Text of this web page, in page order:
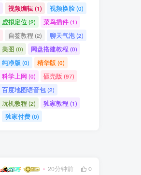
视频编辑(1) 视频换脸(0)
虚拟定位 (2) 菜鸟插件(1)
自签教程 (2) 聊天气泡(2)
美图 (0) 网盘搭建教程 (0)
纯净版 (0) 精华版 (0)
科学上网 (0) 砸壳版 (97)
百度地图语音包(2)
玩机教程 (2) 独家教程 (1)
独家付费(0)
20分钟前
0